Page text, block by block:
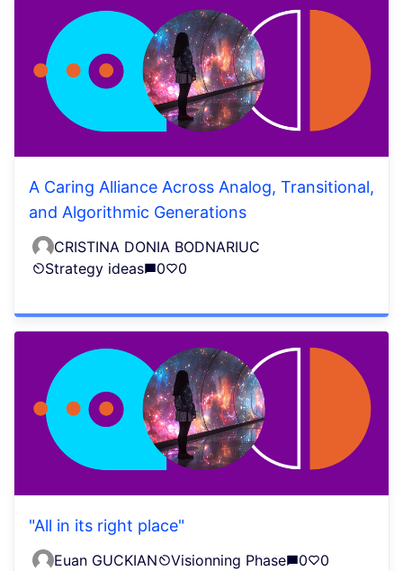
A Caring Alliance Across Analog, Transitional,
and Algorithmic Generations
CRISTINA DONIA BODNARIUC
Strategy ideas
0 0
"All in its right place"
Euan GUCKIAN Visionning Phase 0 0